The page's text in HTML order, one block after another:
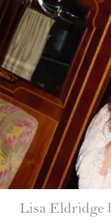
Lisa Eldridge